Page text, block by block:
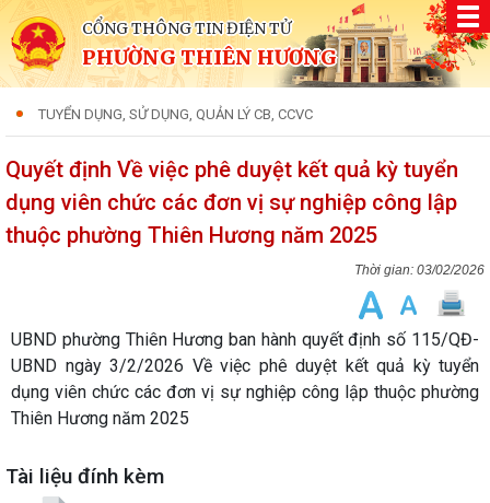
CỔNG THÔNG TIN ĐIỆN TỬ
PHƯỜNG THIÊN HƯƠNG
TUYỂN DỤNG, SỬ DỤNG, QUẢN LÝ CB, CCVC
Quyết định Về việc phê duyệt kết quả kỳ tuyển
dụng viên chức các đơn vị sự nghiệp công lập
thuộc phường Thiên Hương năm 2025
03/02/2026
UBND phường Thiên Hương ban hành quyết định số 115/QĐ-
UBND ngày 3/2/2026 Về việc phê duyệt kết quả kỳ tuyển
dụng viên chức các đơn vị sự nghiệp công lập thuộc phường
Thiên Hương năm 2025
Tài liệu đính kèm